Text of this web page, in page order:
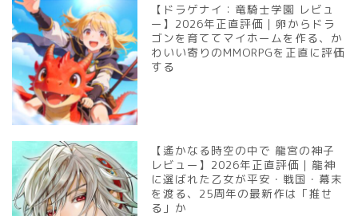
【ドラゲナイ：竜騎士学園 レビュ
ー】2026年正直評価｜卵からドラ
ゴンを育ててマイホームを作る、か
わいい寄りのMMORPGを正直に評価
する
【遙かなる時空の中で 龍宮の神子
レビュー】2026年正直評価｜龍神
に選ばれた乙女が平安・戦国・幕末
を渡る、25周年の最新作は「推せ
る」か